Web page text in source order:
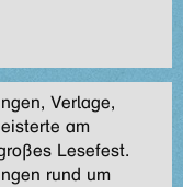
Verlage,
am
Lesefest.
rund um